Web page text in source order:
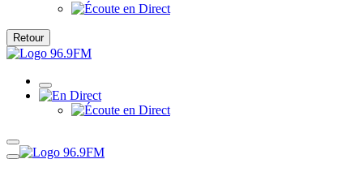
Retour